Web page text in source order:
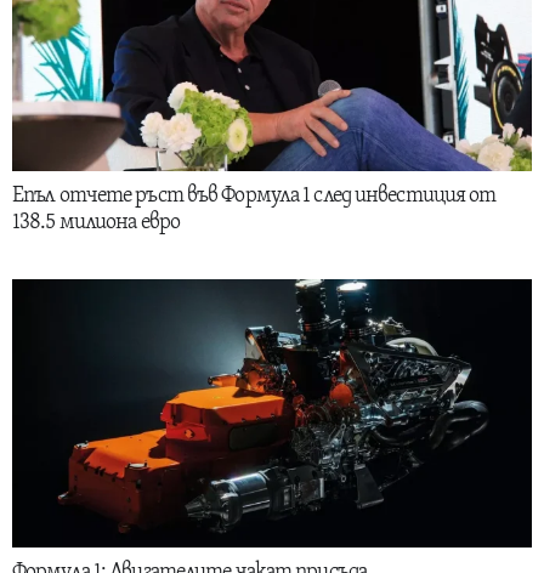
Епъл отчете ръст във Формула 1 след инвестиция от
138.5 милиона евро